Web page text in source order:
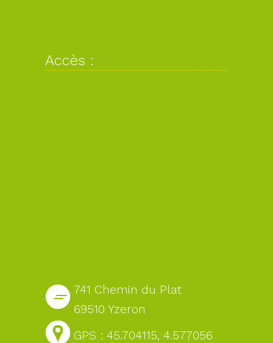
Accès :
741 Chemin du Plat
69510 Yzeron
GPS : 45.704115, 4.577056